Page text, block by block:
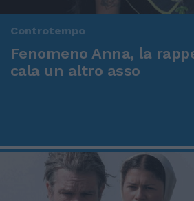
Controtempo
Fenomeno Anna, la
cala un altro asso